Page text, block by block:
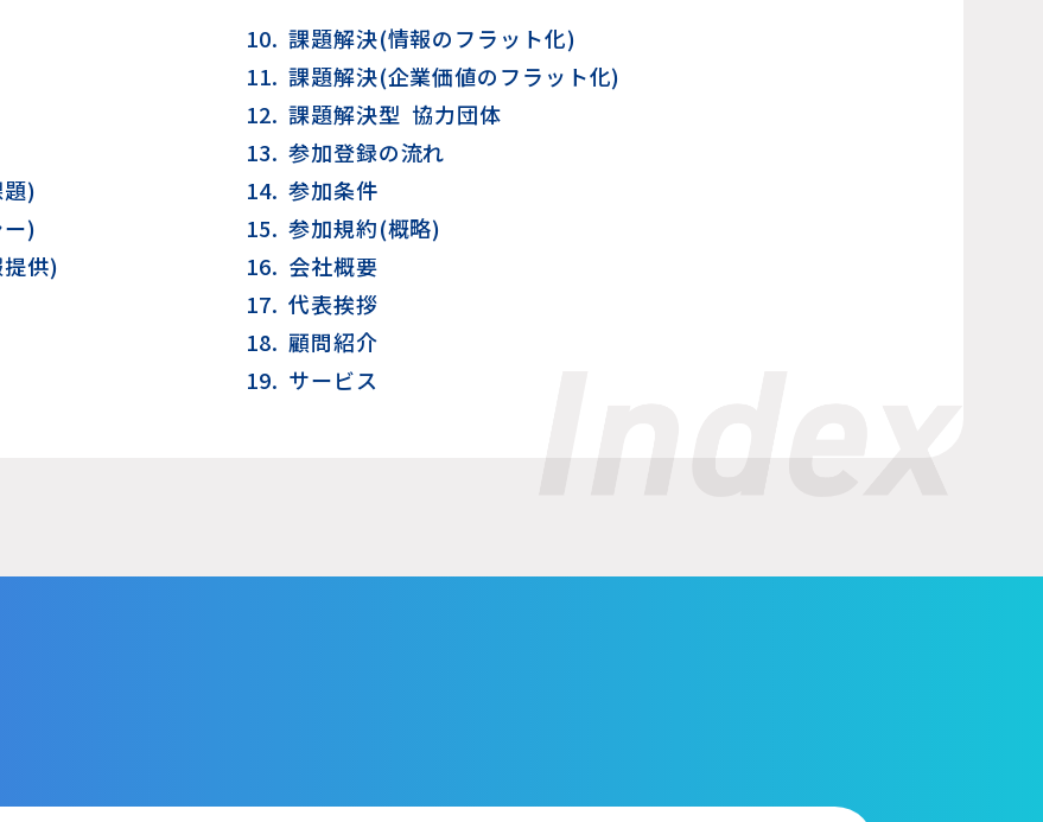
)
)
供)
10. 課題解決(情報のフラット化)
11. 課題解決(企業価値のフラット化)
12. 課題解決型 協力団体
13. 参加登録の流れ
14. 参加条件
15. 参加規約(概略)
16. 会社概要
17. 代表挨拶
18. 顧問紹介
19. サービス